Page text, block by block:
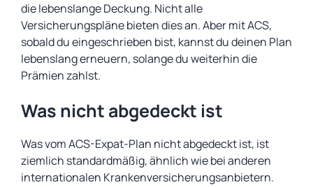
die lebenslange Deckung. Nicht alle
Versicherungspläne bieten dies an. Aber mit ACS,
sobald du eingeschrieben bist, kannst du deinen Plan
lebenslang erneuern, solange du weiterhin die
Prämien zahlst.
Was nicht abgedeckt ist
Was vom ACS-Expat-Plan nicht abgedeckt ist, ist
ziemlich standardmäßig, ähnlich wie bei anderen
internationalen Krankenversicherungsanbietern.